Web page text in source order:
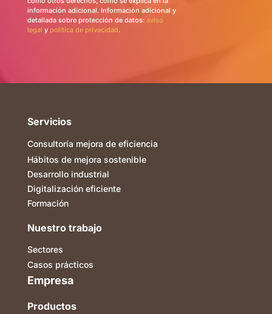
información adicional. Información adicional y
detallada sobre protección de datos: aviso
legal y política de privacidad.
Servicios
Consultoría mejora de eficiencia
Hábitos de mejora sostenible
Desarrollo industrial
Digitalización eficiente
Formación
Nuestro trabajo
Sectores
Casos prácticos
Empresa
Productos